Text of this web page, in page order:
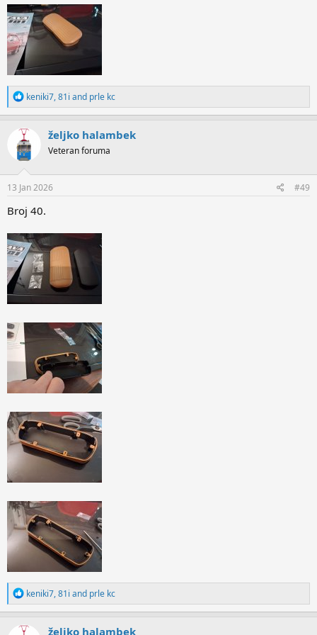
R
e
a
c
t
i
o
n
s
keniki7,81i and prle kc
željko halambek
Veteran foruma
13 Jan 2026 #49
Broj 40.
R
e
a
c
keniki7,81i and prle kc
željko halambek